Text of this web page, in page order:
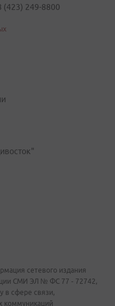
(423) 249-8800
сетевого издания
СМИ ЭЛ № ФС 77 - 72742,
в сфере связи,
коммуникаций